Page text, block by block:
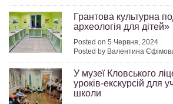
Грантова культурна
археологія для дітей»
Posted on 5 Червня, 2024
Posted by Валентина
У музеї Кловського
уроків-екскурсій для
школи